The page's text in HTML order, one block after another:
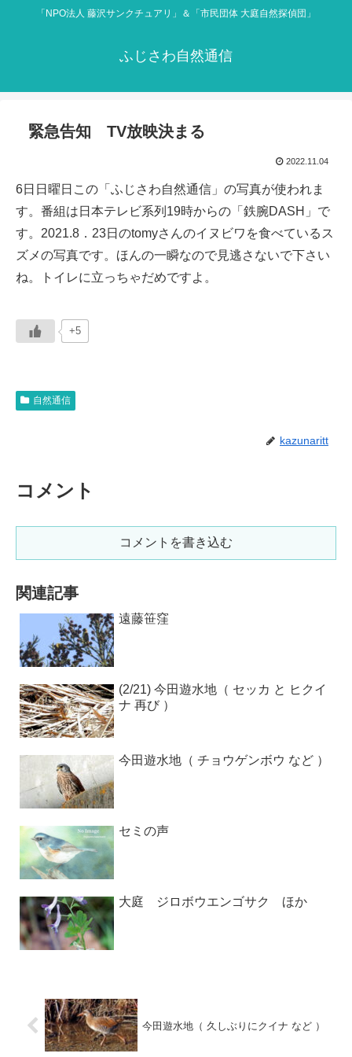
「NPO法人 藤沢サンクチュアリ」＆「市民団体 大庭自然探偵団」
ふじさわ自然通信
緊急告知 TV放映決まる
2022.11.04
6日日曜日この「ふじさわ自然通信」の写真が使われま
す。番組は日本テレビ系列19時からの「鉄腕DASH」で
す。2021.8．23日のtomyさんのイヌビワを食べているス
ズメの写真です。ほんの一瞬なので見逃さないで下さい
ね。トイレに立っちゃだめですよ。
+5
自然通信
kazunaritt
コメント
コメントを書き込む
関連記事
遠藤笹窪
(2/21) 今田遊水地（ セッカ と ヒクイ
ナ 再び ）
今田遊水地（ チョウゲンボウ など ）
セミの声
大庭 ジロボウエンゴサク ほか
今田遊水地（ 久しぶりにクイナ など ）